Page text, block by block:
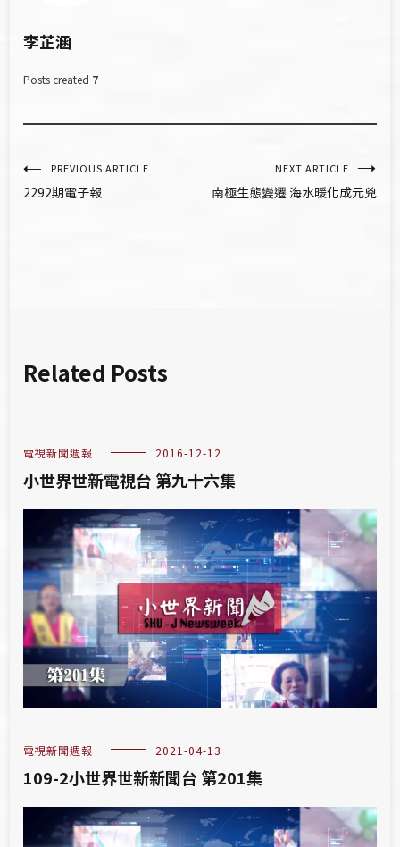
李芷涵
Posts created 7
文
章
PREVIOUS ARTICLE
2292期電子報
NEXT ARTICLE
南極生態變遷 海水暖化成元兇
Related Posts
電視新聞週報 2016-12-12
小世界世新電視台 第九十六集
電視新聞週報 2021-04-13
109-2小世界世新新聞台 第201集